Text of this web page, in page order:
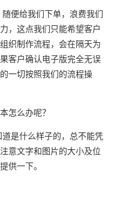
便给我们下单，浪费我们
，这点我们只能希望客户
织制作流程，会在隔天为
客户确认电子版完全无误
一切按照我们的流程操
怎么办呢？
是什么样子的，总不能凭
意文字和图片的大小及位
供一下。